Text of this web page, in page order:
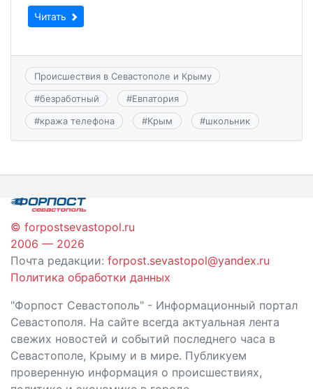
Читать
Происшествия в Севастополе и Крыму
#безработный #Евпатория
#кража телефона #Крым #школьник
© forpostsevastopol.ru
2006 — 2026
Почта редакции: forpost.sevastopol@yandex.ru
Политика обработки данных
"Форпост Севастополь" - Информационный портал
Севастополя. На сайте всегда актуальная лента
свежих новостей и событий последнего часа в
Севастополе, Крыму и в мире. Публикуем
проверенную информация о происшествиях,